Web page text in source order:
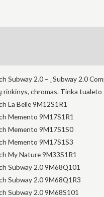
Subway 2.0 – „Subway 2.0
rinkinys, chromas. Tinka
La Belle 9M12S1R1
Memento 9M17S1R1
Memento 9M17S1S0
Memento 9M17S1S3
My Nature 9M33S1R1
Subway 2.0 9M68Q101
Subway 2.0 9M68Q1R3
Subway 2.0 9M68S101